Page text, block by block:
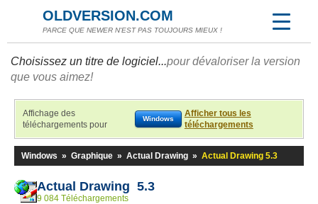
OLDVERSION.COM
PARCE QUE NEWER N'EST PAS TOUJOURS MIEUX !
Choisissez un titre de logiciel...pour dévaloriser la version
que vous aimez!
Affichage des
téléchargements pour
Windows
Afficher tous les
téléchargements
Windows » Graphique » Actual Drawing » Actual Drawing 5.3
Actual Drawing 5.3
9 084 Téléchargements